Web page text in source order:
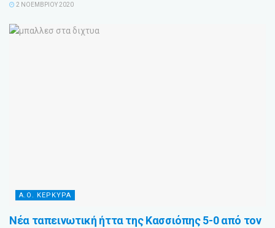
2 ΝΟΕΜΒΡΊΟΥ 2020
Α.Ο. ΚΕΡΚΥΡΑ
Νέα ταπεινωτική ήττα της Κασσιόπης 5-0 από τον